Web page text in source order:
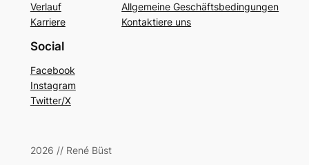
Verlauf
Karriere
Allgemeine Geschäftsbedingungen
Kontaktiere uns
Social
Facebook
Instagram
Twitter/X
2026 // René Büst